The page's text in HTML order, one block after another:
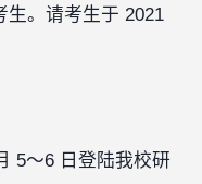
生。请考生于 2021
5～6 日登陆我校研